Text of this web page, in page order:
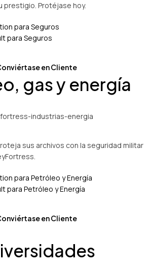
prestigio. Protéjase hoy.
para Seguros
para Seguros
en Cliente
gas y energía
sus archivos con la seguridad militar
para Petróleo y Energía
para Petróleo y Energía
en Cliente